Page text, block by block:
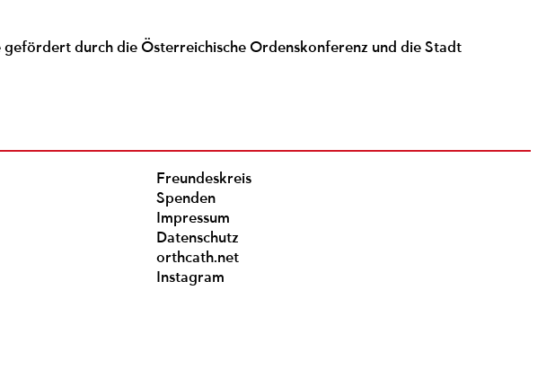
durch die Österreichische Ordenskonferenz und die Stadt
Freundeskreis
Spenden
Impressum
Datenschutz
orthcath.net
Instagram